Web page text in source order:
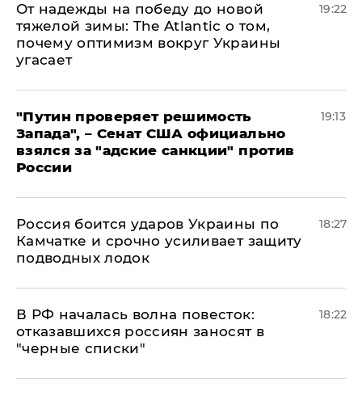
От надежды на победу до новой
тяжелой зимы: The Atlantic о том,
почему оптимизм вокруг Украины
угасает
19:22
"Путин проверяет решимость
Запада", – Сенат США официально
взялся за "адские санкции" против
России
19:13
Россия боится ударов Украины по
Камчатке и срочно усиливает защиту
подводных лодок
18:27
​В РФ началась волна повесток:
отказавшихся россиян заносят в
"черные списки"
18:22